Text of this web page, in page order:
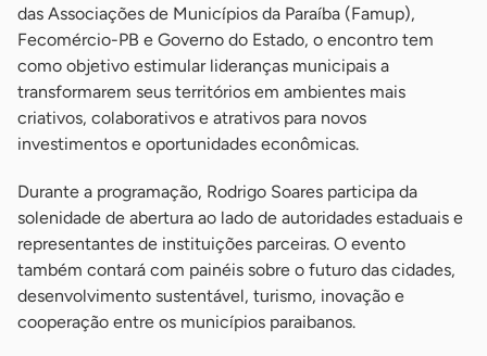
das Associações de Municípios da Paraíba (Famup),
Fecomércio-PB e Governo do Estado, o encontro tem
como objetivo estimular lideranças municipais a
transformarem seus territórios em ambientes mais
criativos, colaborativos e atrativos para novos
investimentos e oportunidades econômicas.
Durante a programação, Rodrigo Soares participa da
solenidade de abertura ao lado de autoridades estaduais e
representantes de instituições parceiras. O evento
também contará com painéis sobre o futuro das cidades,
desenvolvimento sustentável, turismo, inovação e
cooperação entre os municípios paraibanos.